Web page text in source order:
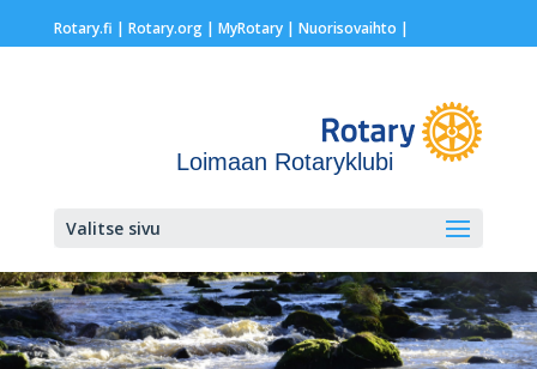
Rotary.fi | Rotary.org| MyRotary | Nuorisovaihto |
Loimaan Rotaryklubi
Valitse sivu